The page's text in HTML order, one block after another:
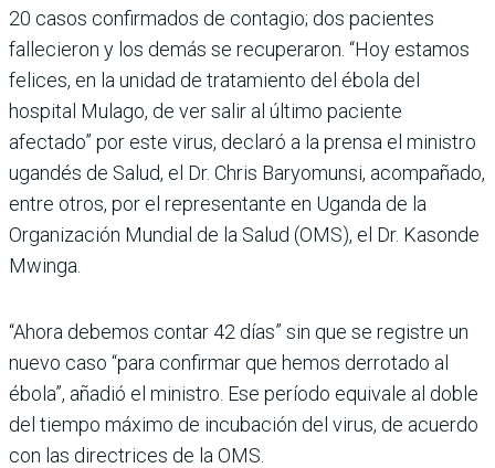
20 casos confirmados de contagio; dos pacientes
fallecieron y los demás se recuperaron. “Hoy estamos
felices, en la unidad de tratamiento del ébola del
hospital Mulago, de ver salir al último paciente
afectado” por este virus, declaró a la prensa el ministro
ugandés de Salud, el Dr. Chris Baryomunsi, acompañado,
entre otros, por el representante en Uganda de la
Organización Mundial de la Salud (OMS), el Dr. Kasonde
Mwinga.
“Ahora debemos contar 42 días” sin que se registre un
nuevo caso “para confirmar que hemos derrotado al
ébola”, añadió el ministro. Ese período equivale al doble
del tiempo máximo de incubación del virus, de acuerdo
con las directrices de la OMS.